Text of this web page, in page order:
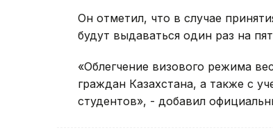
Он отметил, что в случае
будут выдаваться один раз на
«Облегчение визового режима
граждан Казахстана, а также с
студентов», - добавил